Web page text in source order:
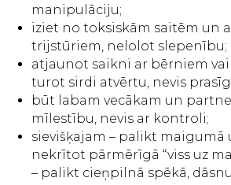
manipulāciju;
iziet no toksiskām saitēm un
trijstūriem, nelolot slepenību;
atjaunot saikni ar bērniem
turot sirdi atvērtu, nevis
būt labam vecākam un
mīlestību, nevis ar kontroli;
sievišķajam – palikt maigumā
nekrītot pārmērīgā “viss uz
– palikt cieņpilnā spēkā,